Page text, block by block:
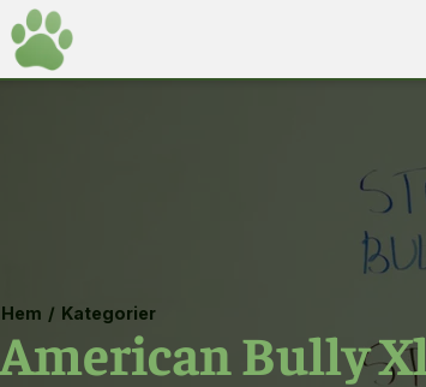
Hem / Kategorier
American Bully Xl